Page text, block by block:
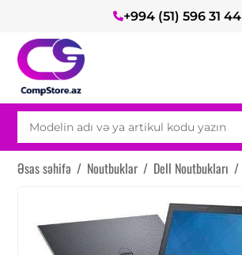
+994 (51) 596 31 44
Əsas səhifə / Noutbuklar / Dell Noutbukları /